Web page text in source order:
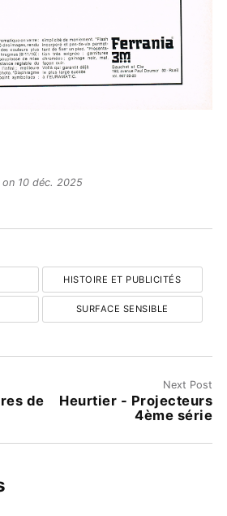
10 déc. 2025
HISTOIRE ET PUBLICITÉS
SURFACE SENSIBLE
de
Next Post
Heurtier - Projecteurs
4ème série